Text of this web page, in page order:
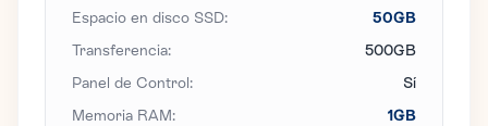
Espacio en disco SSD:
50GB
Transferencia:
500GB
Panel de Control:
Sí
Memoria RAM:
1GB